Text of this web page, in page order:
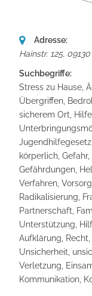
Adresse:
Hainstr. 125,
Suchbegriffe:
Stress zu Hause,
Übergriffen,
sicherem Ort,
körperlich,
Gefährdungen,
Verfahren,
Radikalisierung,
Partnerschaft,
Unterstützung,
Aufklärung,
Unsicherheit,
Verletzung,
Kommunikation,